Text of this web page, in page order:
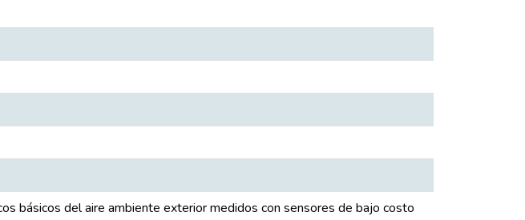
básicos del aire ambiente exterior medidos con sensores de bajo costo